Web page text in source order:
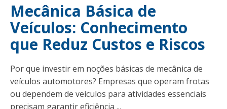
Mecânica Básica de
Veículos: Conhecimento
que Reduz Custos e Riscos
Por que investir em noções básicas de mecânica de
veículos automotores? Empresas que operam frotas
ou dependem de veículos para atividades essenciais
precisam garantir eficiência ...